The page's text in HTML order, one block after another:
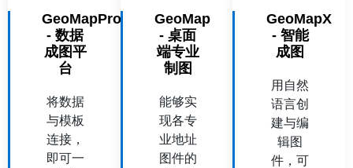
GeoMapPro
- 数据
成图平
台
将数据
与模板
连接，
即可一
GeoMap
- 桌面
端专业
制图
能够实
现各专
业地址
图件的
GeoMapX
- 智能
成图
用自然
语言创
建与编
辑图
件，可